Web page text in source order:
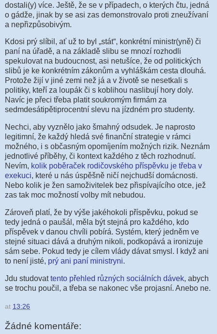
dostali(y) více. Ještě, že se v případech, o kterých čtu, jedná
o gádže, jinak by se asi zas demonstrovalo proti zneužívaní
a nepřizpůsobivým.
Kdosi prý slíbil, ať už to byl „stát“, konkrétní ministr(yně) či
paní na úřadě, a na základě slibu se mnozí rozhodli
spekulovat na budoucnost, asi netušíce, že od politických
slibů je ke konkrétním zákonům a vyhláškám cesta dlouhá.
Protože žijí v jiné zemi než já a v životě se nesetkali s
politiky, kteří za loupák či s koblihou naslibují hory doly.
Navíc je přeci třeba platit soukromým firmám za
sedmdesátipětiprocentní slevu na jízdném pro studenty.
Nechci, aby vyznělo jako šmahný odsudek. Je naprosto
legitimní, že každý hledá své finanční strategie v rámci
možného, i s občasným opomíjením možných rizik. Neznám
jednotlivé příběhy, či kontext každého z těch rozhodnutí.
Nevím, kolik poběraček rodičovského příspěvku je třeba v
exekuci, které u nás úspěšně ničí nejchudší domácnosti.
Nebo kolik je žen samoživitelek bez přispívajícího otce, jež
zas tak moc možností volby mít nebudou.
Zároveň platí, že by výše jakéhokoli příspěvku, pokud se
tedy jedná o paušál, měla být stejná pro každého, kdo
příspěvek v danou chvíli pobírá. Systém, který jedněm ve
stejné situaci dává a druhým nikoli, podkopává a ironizuje
sám sebe. Pokud tedy je cílem vlády dávat smysl. I když ani
to není jisté, prý ani paní ministryni.
Jdu studovattento přehled různých sociálních dávek, abych
se trochu poučil, a třeba se nakonec vše projasní. Anebo ne.
at 13:26
Žádné komentáře: